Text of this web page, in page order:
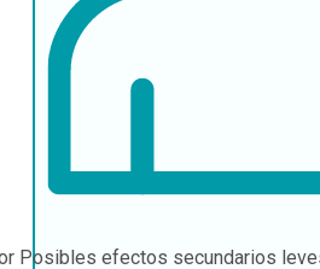
Posibles efectos secundarios